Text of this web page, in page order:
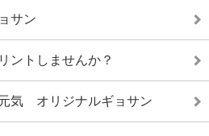
サン
ントしませんか？
気 オリジナルギョサン